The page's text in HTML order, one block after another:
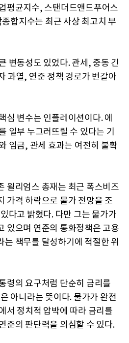
평균지수, 스탠더드앤드푸어스
합지수는 최근 사상 최고치 부
변동성도 있었다. 관세, 중동 긴
과열, 연준 정책 경로가 번갈아
심 변수는 인플레이션이다. 에
일부 누그러뜨릴 수 있다는 기
임금, 관세 효과는 여전히 불확
윌리엄스 총재는 최근 폭스비즈
가격 하락으로 물가 전망을 조
다고 밝혔다. 다만 그는 물가가
있으며 연준의 통화정책은 고용
는 책무를 달성하기에 적절한 위
령의 요구처럼 단순히 금리를
아니라는 뜻이다. 물가가 완전
서 정치적 압박에 따라 금리를
준의 판단력을 의심할 수 있다.